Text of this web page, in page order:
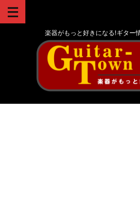
楽器がもっと好きになる!ギター